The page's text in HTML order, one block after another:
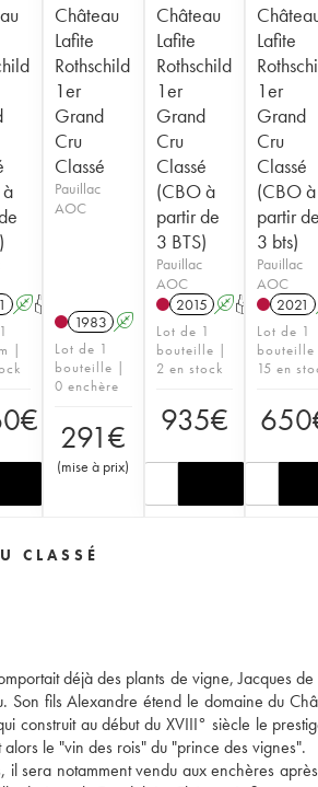
AT
|
€
Château
Lafite
Rothschild
1er
Grand
Cru
Classé
Pauillac
AOC
1983 A
Lot de 1
bouteille |
0 enchère
291€
(mise à prix)
Château
Lafite
Rothschild
1er
Grand
Cru
Classé
(CBO à
partir de
3 BTS)
Pauillac
AOC
2015 AT
Lot de 1
bouteille |
2 en stock
935€
Lafite
1er
Grand
Cru
Classé
(CBO à
partir de
3 bts)
Pauillac
AOC
2021
Lot de 1
15 en
650
CLASSÉ
déjà des plants de vigne, Jacques
fils Alexandre étend le domaine du
au début du XVIII° siècle le
le "vin des rois" du "prince des vignes".
sera notamment vendu aux enchères